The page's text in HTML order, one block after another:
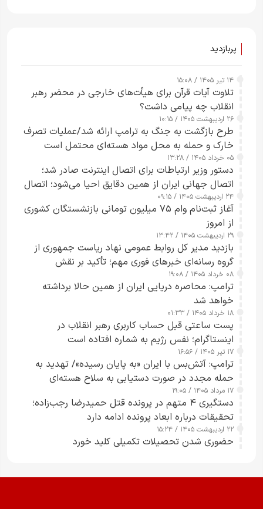
پربازدید
۱۴ تیر ۱۴۰۵ / ۱۵:۰۸
تلاوت آیات قرآن برای هیأت‌های خارجی در محضر رهبر
انقلاب چه پیامی داشت؟
۲۶ اردیبهشت ۱۴۰۵ / ۱۰:۱۵
طرح‌ بازگشت به جنگ به ترامپ ارائه شد/عملیات تصرف
خارک و حمله به محل مواد هسته‌ای محتمل است
۰۵ خرداد ۱۴۰۵ / ۱۳:۲۸
دستور وزیر ارتباطات برای اتصال اینترنت صادر شد؛
اتصال جهانی ایران از همین دقایق احیا می‌شود؛ اتصال
کامل مردم تا ۲۴ ساعت آینده
۲۴ اردیبهشت ۱۴۰۵ / ۰۹:۱۵
آغاز ثبت‌نام وام ۷۵ میلیون تومانی بازنشستگان کشوری
از امروز
۲۹ اردیبهشت ۱۴۰۵ / ۱۳:۴۲
بازدید مدیر کل روابط عمومی نهاد ریاست جمهوری از
گروه رسانه‌ای خبرهای فوری مهم؛ تأکید بر نقش
رسانه‌های هوشمند و مسئول در ارتقای آگاهی عمومی
۰۸ خرداد ۱۴۰۵ / ۱۹:۰۸
ترامپ: محاصره دریایی ایران از همین حالا برداشته
خواهد شد
۱۸ خرداد ۱۴۰۵ / ۰۱:۳۳
پست ساعتی قبل حساب کاربری رهبر انقلاب در
اینستاگرام؛ نفس رژیم به شماره افتاده است​
۱۷ تیر ۱۴۰۵ / ۱۶:۵۶
ترامپ: آتش‌بس با ایران «به پایان رسیده»/ تهدید به
حمله مجدد در صورت دستیابی به سلاح هسته‌ای
۱۷ مرداد ۱۴۰۵ / ۱۹:۰۵
دستگیری ۴ متهم در پرونده قتل حمیدرضا رجب‌زاده؛
تحقیقات درباره ابعاد پرونده ادامه دارد
۲۲ اردیبهشت ۱۴۰۵ / ۱۵:۲۴
حضوری شدن تحصیلات تکمیلی کلید خورد